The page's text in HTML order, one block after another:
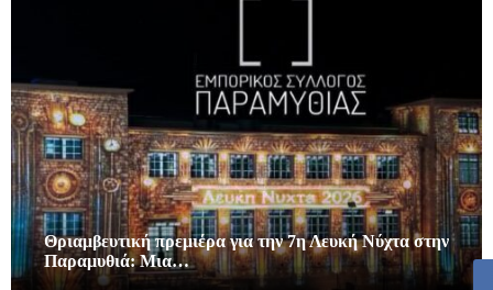
Θριαμβευτική πρεμιέρα για την 7η Λευκή Νύχτα στην
Παραμυθιά: Μια…